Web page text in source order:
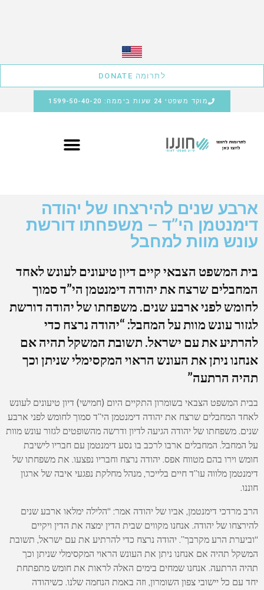
לתרומה DONATE
מוקד משפטי 24 שעות ביממה: 1599-50-40-20
ארבע שנים להירצחו של יהודה
דימנטמן הי”ד – משפחתו דורשת
עונש מוות למחבל
בית המשפט הצבאי קיים דיון טיעונים לעונש לאחד
המחבלים שרצח את יהודה דימנטמן הי”ד סמוך
לחומש לפני ארבע שנים. משפחתו של יהודה דורשת
לגזור עונש מוות על המחבל: “יהודה נרצח כדי
להרתיע את עם ישראל. תשובת המשקל תהיה אם
אנחנו ניתן את העונש הראוי המקסימלי שניתן וכך
תהיה הרתעה”
בבית המשפט הצבאי בשומרון התקיים היום (חמישי) דיון טיעונים לעונש
לאחד המחבלים שרצח את יהודה דימנטמן הי”ד סמוך לחומש לפני ארבע
שנים. משפחתו של יהודה הגיעה לדיון ודרשה מהשופטים לגזור עונש מוות
על המחבל. המחבלים ארבו לרכב בו נסע דימנטמן עם חבריו לישיבת
חומש וירו בהם מטווח אפס. יהודה נרצח וחבריו נפצעו. את משפחתו של
דימנטמן מלווה עו”ד חיים בלייכר, מנהל מחלקת נפגעי איבה של ארגון
חוננו.
הרב מרדכי דימנטמן, אביו של יהודה אמר: “הלילה ימלאו ארבע שנים
להירצחו של יהודה. אנחנו מקווים שבית הדין ימצה את הדין ויקיים
“וביערת הרע מקרבך”. יהודה נרצח כדי להרתיע את עם ישראל, תשובת
המשקל תהיה אם אנחנו ניתן את העונש הראוי המקסימלי שניתן וכך
תהיה הרתעה. אנחנו שמחים בימים האלה לראות את חומש מתפתחת
יחד עם כל יישובי צפון השומרון, וזה באמת הנחמה שלנו. כשיהודה